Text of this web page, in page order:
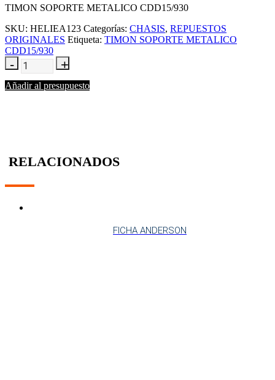
TIMON SOPORTE METALICO CDD15/930
SKU: HELIEA123 Categorías: CHASIS, REPUESTOS
ORIGINALES Etiqueta: TIMON SOPORTE METALICO
CDD15/930
Añadir al presupuesto
RELACIONADOS
FICHA ANDERSON